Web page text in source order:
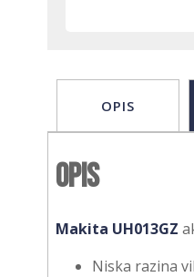
OPIS
Opis
Makita UH013GZ
Niska razina